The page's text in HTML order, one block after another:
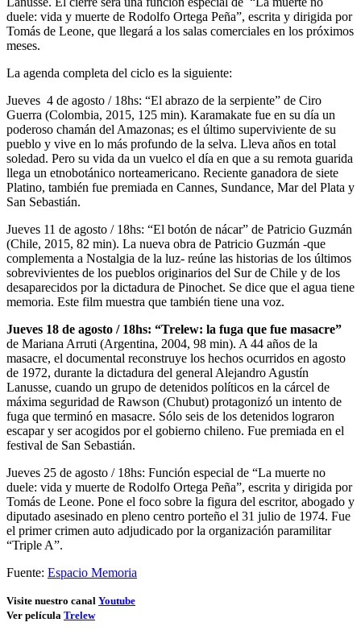
duele: vida y muerte de Rodolfo Ortega Peña”, escrita y dirigida por
Tomás de Leone, que llegará a los salas comerciales en los próximos
meses.
La agenda completa del ciclo es la siguiente:
Jueves 4 de agosto / 18hs: “El abrazo de la serpiente” de Ciro
Guerra (Colombia, 2015, 125 min). Karamakate fue en su día un
poderoso chamán del Amazonas; es el último superviviente de su
pueblo y vive en lo más profundo de la selva. Lleva años en total
soledad. Pero su vida da un vuelco el día en que a su remota guarida
llega un etnobotánico norteamericano. Reciente ganadora de siete
Platino, también fue premiada en Cannes, Sundance, Mar del Plata y
San Sebastián.
Jueves 11 de agosto / 18hs: “El botón de nácar” de Patricio Guzmán
(Chile, 2015, 82 min). La nueva obra de Patricio Guzmán -que
complementa a Nostalgia de la luz- reúne las historias de los últimos
sobrevivientes de los pueblos originarios del Sur de Chile y de los
desaparecidos por la dictadura de Pinochet. Se dice que el agua tiene
memoria. Este film muestra que también tiene una voz.
Jueves 18 de agosto / 18hs: “Trelew: la fuga que fue masacre”
de Mariana Arruti (Argentina, 2004, 98 min). A 44 años de la
masacre, el documental reconstruye los hechos ocurridos en agosto
de 1972, durante la dictadura del general Alejandro Agustín
Lanusse, cuando un grupo de detenidos políticos en la cárcel de
máxima seguridad de Rawson (Chubut) protagonizó un intento de
fuga que terminó en masacre. Sólo seis de los detenidos lograron
escapar y ser acogidos por el gobierno chileno. Fue premiada en el
festival de San Sebastián.
Jueves 25 de agosto / 18hs: Función especial de “La muerte no
duele: vida y muerte de Rodolfo Ortega Peña”, escrita y dirigida por
Tomás de Leone. Pone el foco sobre la figura del escritor, abogado y
diputado asesinado en pleno centro porteño el 31 julio de 1974. Fue
el primer crimen auto adjudicado por la organización paramilitar
“Triple A”.
Fuente: Espacio Memoria
Visite nuestro canal Youtube
Ver película Trelew